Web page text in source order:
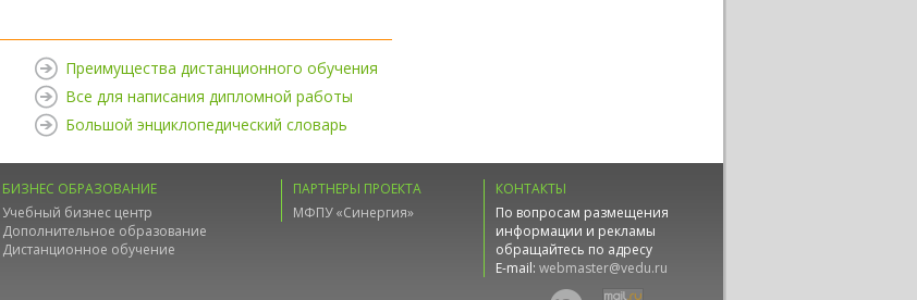
Преимущества дистанционного обучения
Все для написания дипломной работы
Большой энциклопедический словарь
БИЗНЕС ОБРАЗОВАНИЕ
Учебный бизнес центр
Дополнительное образование
Дистанционное обучение
ПАРТНЕРЫ ПРОЕКТА
МФПУ «Синергия»
КОНТАКТЫ
По вопросам размещения
информации и рекламы
обращайтесь по адресу
E-mail: webmaster@vedu.ru